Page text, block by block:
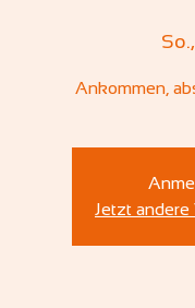
So.,
Ankommen,
Jetzt